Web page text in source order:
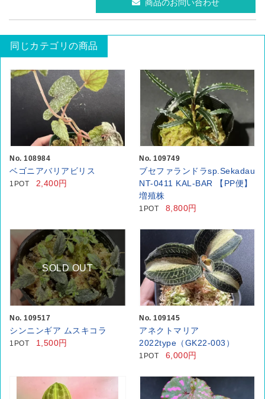
商品のお問い合わせ
同じカテゴリの商品
No. 108984
ベゴニアバリアビリス
1POT 2,400円
No. 109749
ブセファランドラsp.Sekadau
NT-0411 KAL-BAR 【PP便】
増殖株
1POT 8,800円
SOLD OUT
No. 109517
シンニンギア ムスキコラ
1POT 1,500円
No. 109145
アネクトマリア
2022type（GK22-003）
1POT 6,000円